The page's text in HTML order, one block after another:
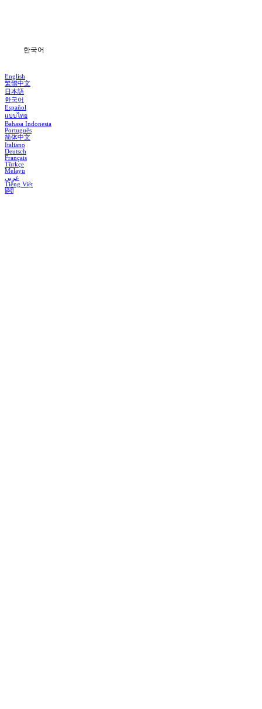
한국어
English
繁體中文
日本語
한국어
Español
แบบไทย
Bahasa Indonesia
Português
简体中文
Italiano
Deutsch
Français
Türkçe
Melayu
عربي
Tiếng Việt
हिंदी